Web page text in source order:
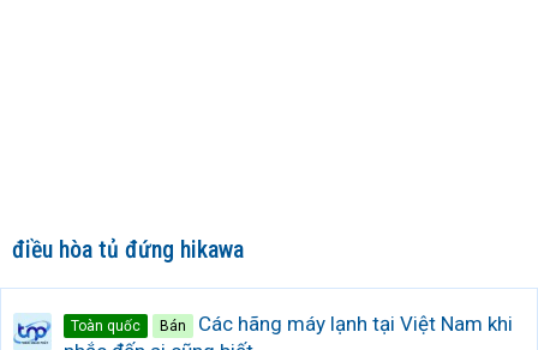
điều hòa tủ đứng hikawa
Toàn quốc Bán
Các hãng máy lạnh tại Việt Nam khi